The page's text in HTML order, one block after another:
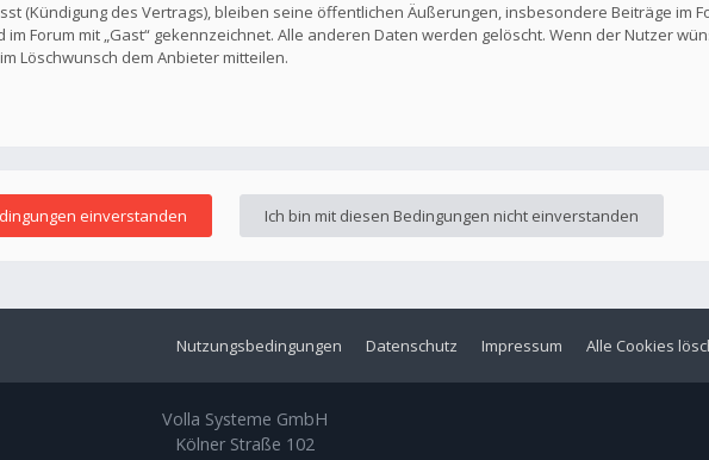
(Kündigung des Vertrags), bleiben seine öffentlichen Äußerungen, insbesondere Beiträge im
Forum mit „Gast“ gekennzeichnet. Alle anderen Daten werden gelöscht. Wenn der Nutzer
Löschwunsch dem Anbieter mitteilen.
Alle Cookies
Impressum
Datenschutz
Nutzungsbedingungen
Volla Systeme GmbH
Kölner Straße 102